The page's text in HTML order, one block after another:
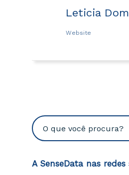
Leticia
Website
Pesquisar
A SenseData nas redes